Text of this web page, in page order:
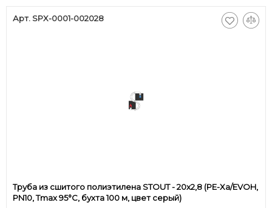
Арт. SPX-0001-002028
Труба из сшитого полиэтилена STOUT - 20x2,8 (PE-Xa/EVOH,
PN10, Tmax 95°C, бухта 100 м, цвет серый)